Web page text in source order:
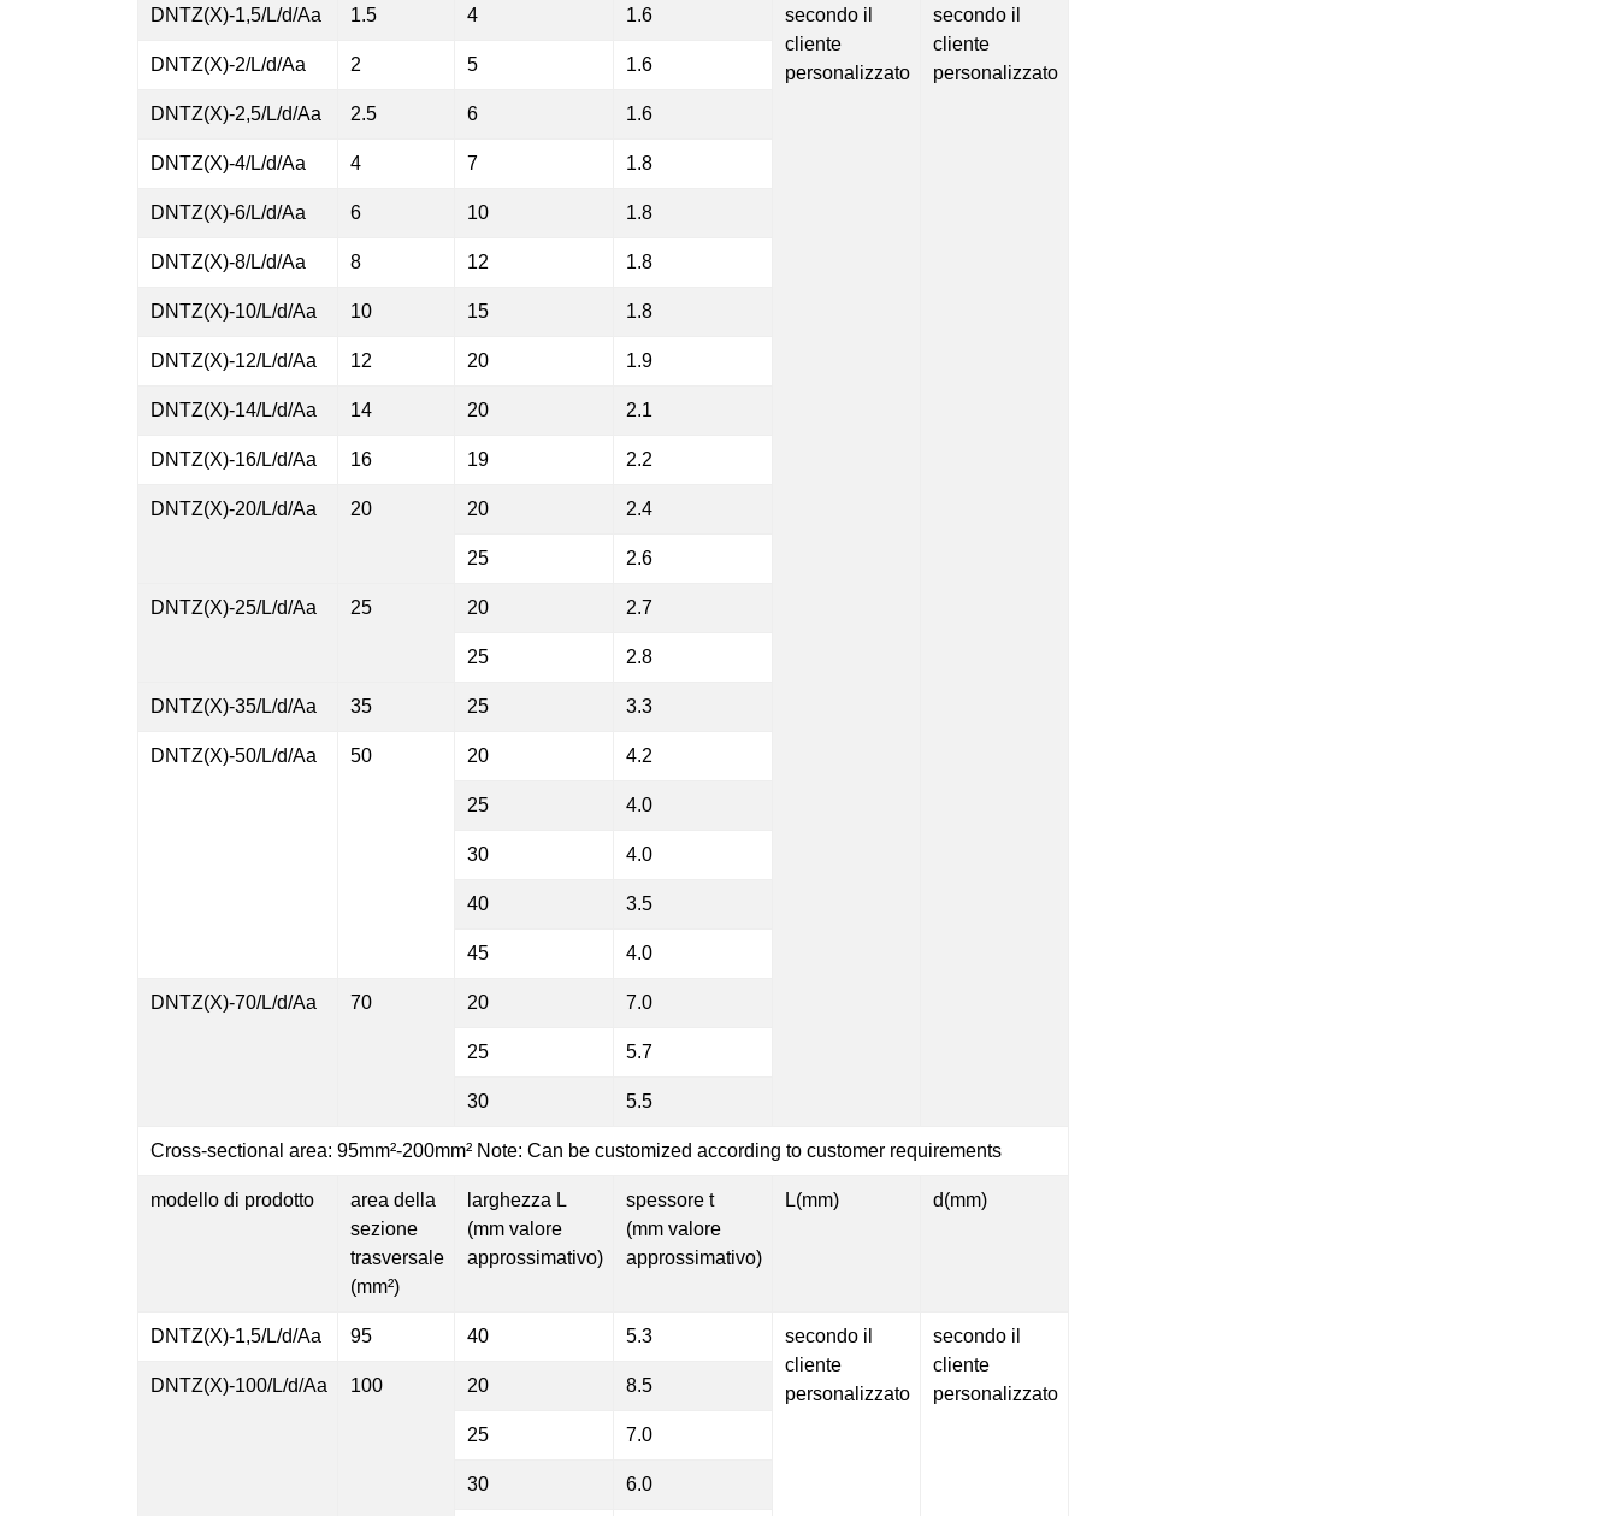
DNTZ(X)-1,5/L/d/Aa 1.5 4 1.6
secondo il
cliente
personalizzato
secondo il
cliente
personalizzato
DNTZ(X)-2/L/d/Aa 2 5 1.6
DNTZ(X)-2,5/L/d/Aa 2.5 6 1.6
DNTZ(X)-4/L/d/Aa 4 7 1.8
DNTZ(X)-6/L/d/Aa 6 10 1.8
DNTZ(X)-8/L/d/Aa 8 12 1.8
DNTZ(X)-10/L/d/Aa 10 15 1.8
DNTZ(X)-12/L/d/Aa 12 20 1.9
DNTZ(X)-14/L/d/Aa 14 20 2.1
DNTZ(X)-16/L/d/Aa 16 19 2.2
DNTZ(X)-20/L/d/Aa 20 20 2.4
25 2.6
DNTZ(X)-25/L/d/Aa 25 20 2.7
25 2.8
DNTZ(X)-35/L/d/Aa 35 25 3.3
DNTZ(X)-50/L/d/Aa 50 20 4.2
25 4.0
30 4.0
40 3.5
45 4.0
DNTZ(X)-70/L/d/Aa 70 20 7.0
25 5.7
30 5.5
Cross-sectional area: 95mm²-200mm² Note: Can be customized according to customer requirements
modello di prodotto
area della
sezione
trasversale
(mm²)
larghezza L
(mm valore
approssimativo)
spessore t
(mm valore
approssimativo)
L(mm) d(mm)
DNTZ(X)-1,5/L/d/Aa 95 40 5.3
secondo il
cliente
personalizzato
secondo il
cliente
personalizzato
DNTZ(X)-100/L/d/Aa 100 20 8.5
25 7.0
30 6.0